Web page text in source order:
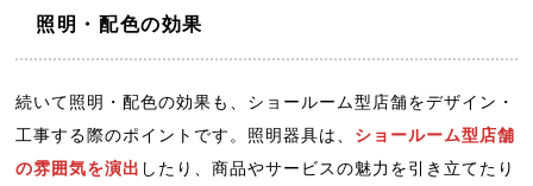
照明・配色の効果
続いて照明・配色の効果も、ショールーム型店舗をデザイン・
工事する際のポイントです。照明器具は、 ショールーム型店舗
の雰囲気を演出 したり、商品やサービスの魅力を引き立てたり